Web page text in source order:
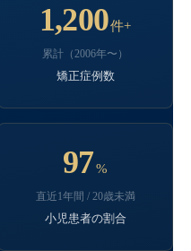
1,200件+
累計（2006年〜）
矯正症例数
97%
直近1年間 / 20歳未満
小児患者の割合